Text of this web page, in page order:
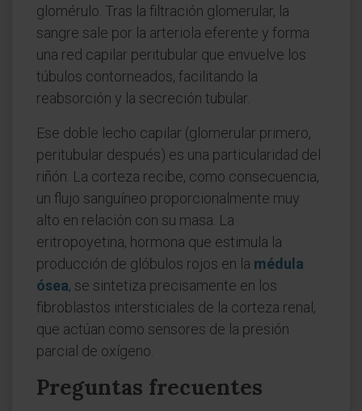
glomérulo. Tras la filtración glomerular, la
sangre sale por la arteriola eferente y forma
una red capilar peritubular que envuelve los
túbulos contorneados, facilitando la
reabsorción y la secreción tubular.
Ese doble lecho capilar (glomerular primero,
peritubular después) es una particularidad del
riñón. La corteza recibe, como consecuencia,
un flujo sanguíneo proporcionalmente muy
alto en relación con su masa. La
eritropoyetina, hormona que estimula la
producción de glóbulos rojos en la médula
ósea, se sintetiza precisamente en los
fibroblastos intersticiales de la corteza renal,
que actúan como sensores de la presión
parcial de oxígeno.
Preguntas frecuentes